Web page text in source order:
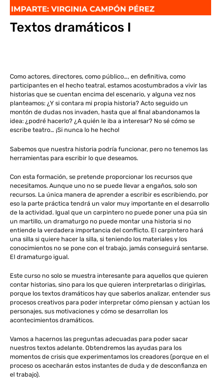
Textos dramáticos I
Como actores, directores, como público…, en definitiva, como
participantes en el hecho teatral, estamos acostumbrados a vivir las
historias que se cuentan encima del escenario, y alguna vez nos
planteamos: ¿Y si contara mi propia historia? Acto seguido un
montón de dudas nos invaden, hasta que al final abandonamos la
idea: ¿podré hacerlo? ¿A quién le iba a interesar? No sé cómo se
escribe teatro… ¡Si nunca lo he hecho!
Sabemos que nuestra historia podría funcionar, pero no tenemos las
herramientas para escribir lo que deseamos.
Con esta formación, se pretende proporcionar los recursos que
necesitamos. Aunque uno no se puede llevar a engaños, solo son
recursos. La única manera de aprender a escribir es escribiendo, por
eso la parte práctica tendrá un valor muy importante en el desarrollo
de la actividad. Igual que un carpintero no puede poner una púa sin
un martillo, un dramaturgo no puede montar una historia si no
entiende la verdadera importancia del conflicto. El carpintero hará
una silla si quiere hacer la silla, si teniendo los materiales y los
conocimientos no se pone con el trabajo, jamás conseguirá sentarse.
El dramaturgo igual.
Este curso no solo se muestra interesante para aquellos que quieren
contar historias, sino para los que quieren interpretarlas o dirigirlas,
porque los textos dramáticos hay que saberlos analizar, entender sus
procesos creativos para poder interpretar cómo piensan y actúan los
personajes, sus motivaciones y cómo se desarrollan los
acontecimientos dramáticos.
Vamos a hacernos las preguntas adecuadas para poder sacar
nuestros textos adelante. Obtendremos las ayudas para los
momentos de crisis que experimentamos los creadores (porque en el
proceso os acecharán estos instantes de duda y de desconfianza en
el trabajo).